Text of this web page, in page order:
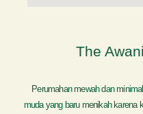
The
Perumahan mewah dan
muda yang baru menikah karena